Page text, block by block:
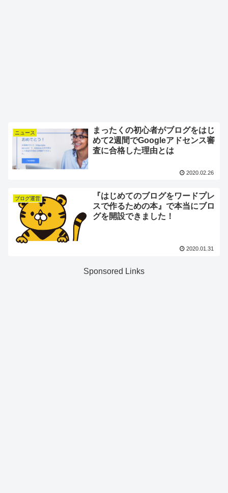
ニュース
まったくの初心者がブログをはじ
めて2週間でGoogleアドセンス審
査に合格した理由とは
2020.02.26
ブログ運営
『はじめてのブログをワードプレ
スで作るための本』で本当にブロ
グを開設できました！
2020.01.31
Sponsored Links